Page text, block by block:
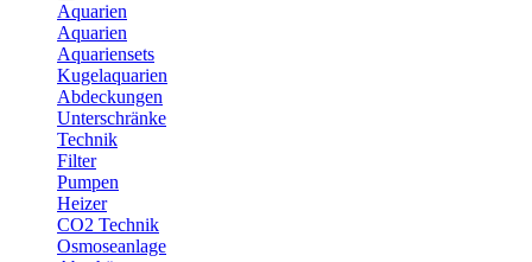
Aquarien
Aquarien
Aquariensets
Kugelaquarien
Abdeckungen
Unterschränke
Technik
Filter
Pumpen
Heizer
CO2 Technik
Osmoseanlage